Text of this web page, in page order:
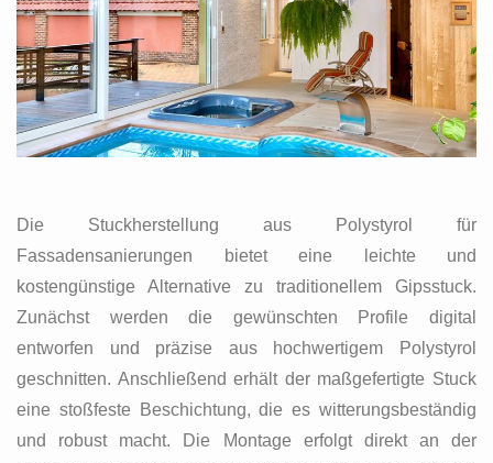
Die Stuckherstellung aus Polystyrol für
Fassadensanierungen bietet eine leichte und
kostengünstige Alternative zu traditionellem Gipsstuck.
Zunächst werden die gewünschten Profile digital
entworfen und präzise aus hochwertigem Polystyrol
geschnitten. Anschließend erhält der maßgefertigte Stuck
eine stoßfeste Beschichtung, die es witterungsbeständig
und robust macht. Die Montage erfolgt direkt an der